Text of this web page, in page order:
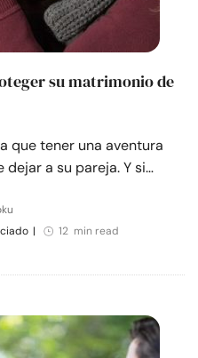
su matrimonio de
que tener una aventura
a su pareja. Y si…
| 12 min read